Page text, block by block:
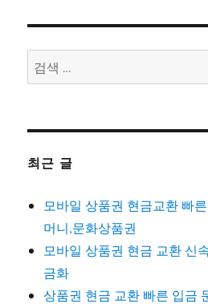
검
색:
최근 글
모바일 상품권 현금교환 빠
머니,문화상품권
모바일 상품권 현금 교환 신
금화
상품권 현금 교환 빠른 입금